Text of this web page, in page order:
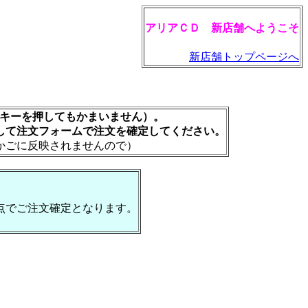
アリアＣＤ 新店舗へようこそ
新店舗トップページへ
ーを押してもかまいません）。
注文フォームで注文を確定してください。
に反映されませんので）
ご注文確定となります。